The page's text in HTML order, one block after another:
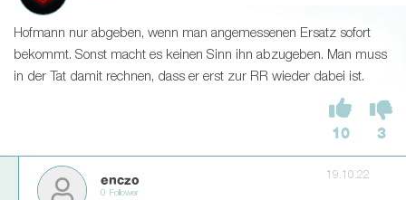
Hofmann nur abgeben, wenn man angemessenen Ersatz sofort
bekommt. Sonst macht es keinen Sinn ihn abzugeben. Man muss
in der Tat damit rechnen, dass er erst zur RR wieder dabei ist.
10 3
enczo
0 Follower
19.10.22